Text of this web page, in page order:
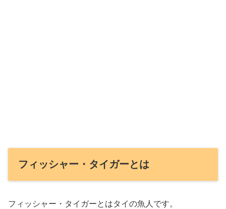
フィッシャー・タイガーとは
フィッシャー・タイガーとはタイの魚人です。